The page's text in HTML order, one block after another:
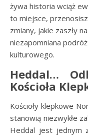
żywa historia wciąż
to miejsce,
zmiany, jakie zaszły
niezapomniana
kulturowego.
Heddal…
Kościoła
Kościoły klepkowe
stanowią niezwykłe
Heddal jest jednym